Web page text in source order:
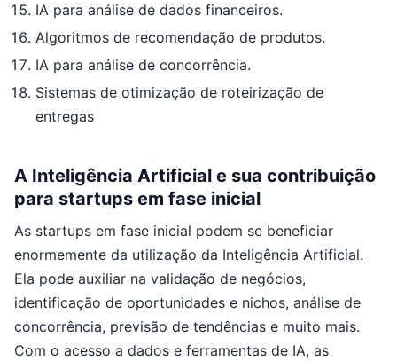
IA para análise de dados financeiros.
Algoritmos de recomendação de produtos.
IA para análise de concorrência.
Sistemas de otimização de roteirização de
entregas
A Inteligência Artificial e sua contribuição
para startups em fase inicial
As startups em fase inicial podem se beneficiar
enormemente da utilização da Inteligência Artificial.
Ela pode auxiliar na validação de negócios,
identificação de oportunidades e nichos, análise de
concorrência, previsão de tendências e muito mais.
Com o acesso a dados e ferramentas de IA, as